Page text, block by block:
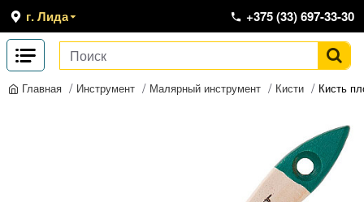
г. Лида +375 (33) 697-33-30
Главная Инструмент Малярный инструмент Кисти Кисть